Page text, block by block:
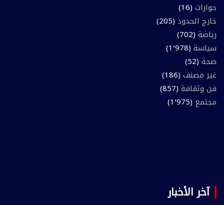
حوارات (16)
خارج الحدود (205)
رياضة (702)
سياسة (1٬978)
صحة (52)
غير مصنف (186)
فن وثقافة (857)
مجتمع (1٬975)
آخر الأخبار